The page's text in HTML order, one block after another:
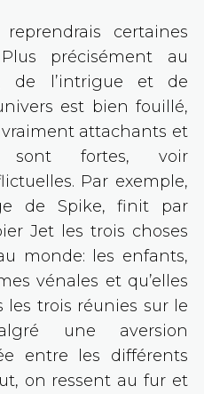
certaines
précisément au
de l’intrigue et de
est bien fouillé,
attachants et
sont fortes, voir
Par exemple,
de Spike, finit par
Jet les trois choses
monde: les enfants,
vénales et qu’elles
les trois réunies sur le
une aversion
entre les différents
on ressent au fur et